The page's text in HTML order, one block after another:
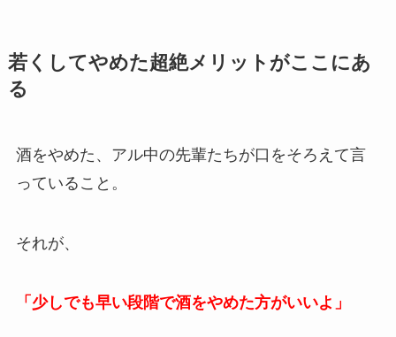
若くしてやめた超絶メリットがここにあ
る
酒をやめた、アル中の先輩たちが口をそろえて言
っていること。
それが、
「少しでも早い段階で酒をやめた方がいいよ」